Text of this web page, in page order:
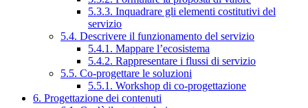
5.3.3. Inquadrare gli elementi costitutivi del
servizio
5.4. Descrivere il funzionamento del servizio
5.4.1. Mappare l’ecosistema
5.4.2. Rappresentare i flussi di servizio
5.5. Co-progettare le soluzioni
5.5.1. Workshop di co-progettazione
6. Progettazione dei contenuti